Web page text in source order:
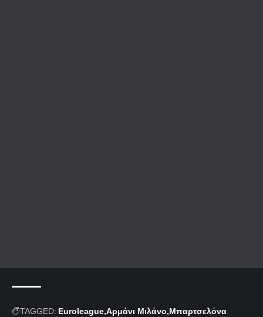
TAGGED: Euroleague Αρμάνι Μιλάνο Μπαρτσελόνα